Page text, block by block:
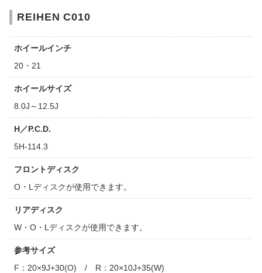
REIHEN C010
ホイールインチ
20・21
ホイールサイズ
8.0J～12.5J
H／P.C.D.
5H-114.3
フロントディスク
O・Lディスクが使用できます。
リアディスク
W・O・Lディスクが使用できます。
参考サイズ
F：20×9J+30(O) / R：20×10J+35(W)